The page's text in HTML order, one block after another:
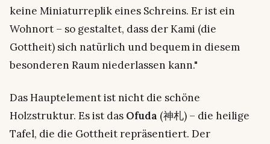
keine Miniaturreplik eines Schreins. Er ist ein
Wohnort – so gestaltet, dass der Kami (die
Gottheit) sich natürlich und bequem in diesem
besonderen Raum niederlassen kann."
Das Hauptelement ist nicht die schöne
Holzstruktur. Es ist das Ofuda (神札) – die heilige
Tafel, die die Gottheit repräsentiert. Der